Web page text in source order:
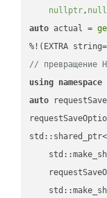
nullptr,
auto actual =
// превращение
using namespace
auto